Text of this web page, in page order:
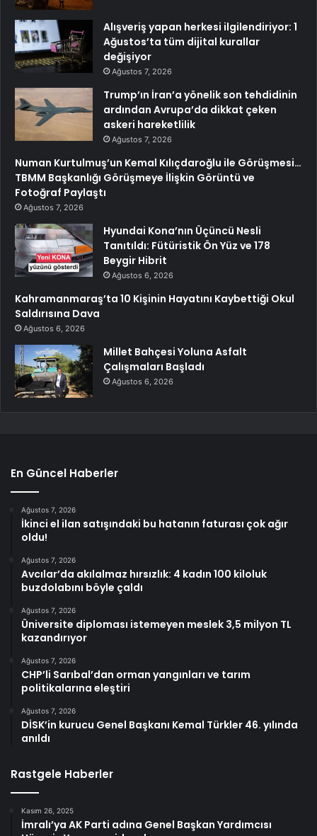
Alışveriş yapan herkesi ilgilendiriyor: 1
Ağustos’ta tüm dijital kurallar
değişiyor
Ağustos 7, 2026
Trump’ın İran’a yönelik son tehdidinin
ardından Avrupa’da dikkat çeken
askeri hareketlilik
Ağustos 7, 2026
Numan Kurtulmuş’un Kemal Kılıçdaroğlu ile Görüşmesi…
TBMM Başkanlığı Görüşmeye İlişkin Görüntü ve
Fotoğraf Paylaştı
Ağustos 7, 2026
Hyundai Kona’nın Üçüncü Nesli
Tanıtıldı: Fütüristik Ön Yüz ve 178
Beygir Hibrit
Ağustos 6, 2026
Kahramanmaraş’ta 10 Kişinin Hayatını Kaybettiği Okul
Saldırısına Dava
Ağustos 6, 2026
Millet Bahçesi Yoluna Asfalt
Çalışmaları Başladı
Ağustos 6, 2026
En Güncel Haberler
Ağustos 7, 2026
İkinci el ilan satışındaki bu hatanın faturası çok ağır
oldu!
Ağustos 7, 2026
Avcılar’da akılalmaz hırsızlık: 4 kadın 100 kiloluk
buzdolabını böyle çaldı
Ağustos 7, 2026
Üniversite diploması istemeyen meslek 3,5 milyon TL
kazandırıyor
Ağustos 7, 2026
CHP’li Sarıbal’dan orman yangınları ve tarım
politikalarına eleştiri
Ağustos 7, 2026
DİSK’in kurucu Genel Başkanı Kemal Türkler 46. yılında
anıldı
Rastgele Haberler
Kasım 26, 2025
İmralı’ya AK Parti adına Genel Başkan Yardımcısı